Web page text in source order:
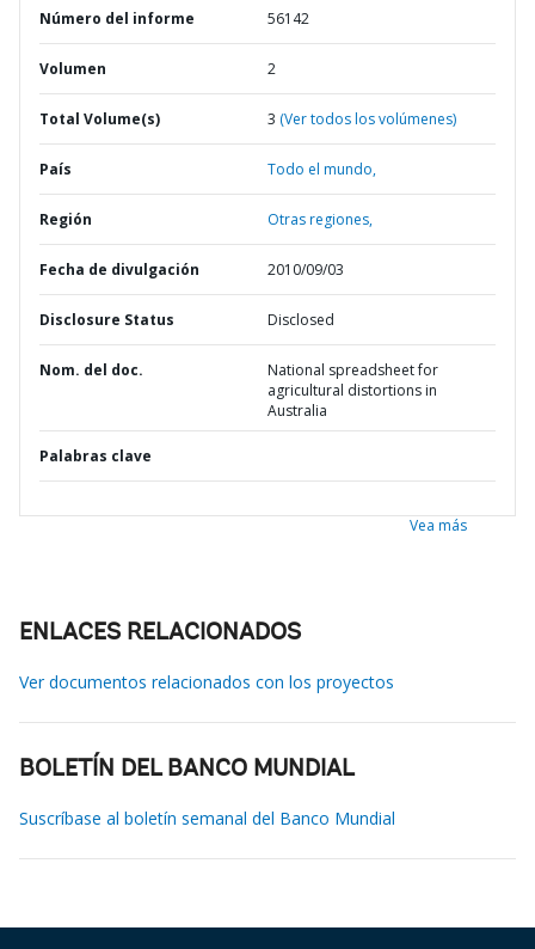
Número del informe 56142
Volumen 2
Total Volume(s) 3 (Ver todos los volúmenes)
País Todo el mundo,
Región Otras regiones,
Fecha de divulgación 2010/09/03
Disclosure Status Disclosed
Nom. del doc.
National spreadsheet for
agricultural distortions in
Australia
Palabras clave
Vea más
ENLACES RELACIONADOS
Ver documentos relacionados con los proyectos
BOLETÍN DEL BANCO MUNDIAL
Suscríbase al boletín semanal del Banco Mundial